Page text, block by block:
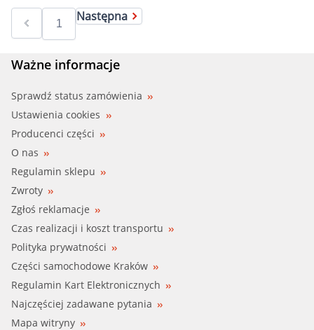
Następna
Ważne informacje
Sprawdź status zamówienia
Ustawienia cookies
Producenci części
O nas
Regulamin sklepu
Zwroty
Zgłoś reklamacje
Czas realizacji i koszt transportu
Polityka prywatności
Części samochodowe Kraków
Regulamin Kart Elektronicznych
Najczęściej zadawane pytania
Mapa witryny